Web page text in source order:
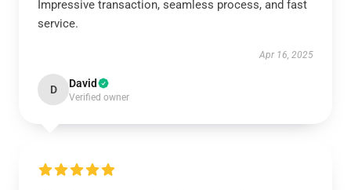
Impressive transaction, seamless process, and fast
service.
Apr 16, 2025
D David
Verified owner